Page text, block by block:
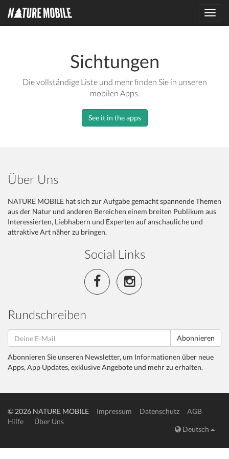
Sichtungen
Die vollständige Liste und mehr finden Sie in unseren
mobilen Apps.
See it in the apps
Über Uns
NATURE MOBILE hat sich zur Aufgabe gemacht spannende Themen
aus der Natur und anderen Bereichen einem breiten Publikum aus
Interessierten, Liebhabern und Experten auf anschauliche und
attraktive Art näher zu bringen.
Social Links
Rundschreiben
Abonnieren
Abonnieren Sie unseren Newsletter, um Informationen über neue
Apps, App Updates, exklusive Angebote und mehr zu erhalten.
© 2026 NATURE MOBILE Impressum Datenschutz
AGB
Hilfe
Über Uns
Deutsch